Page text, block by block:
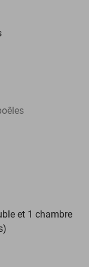
et 1 chambre